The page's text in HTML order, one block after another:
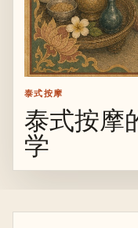
泰式按摩
泰式按摩
学